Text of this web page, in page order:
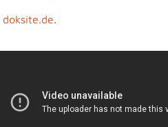
doksite.de.